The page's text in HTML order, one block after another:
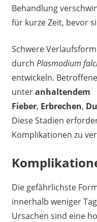
Behandlung
für kurze Zeit, bevor
Schwere
durch Plasmodium
entwickeln.
unteranhaltendem
Fieber, Erbrechen,
Diese Stadien
Komplikationen zu
Die gefährlichste
innerhalb weniger
Ursachen sind eine